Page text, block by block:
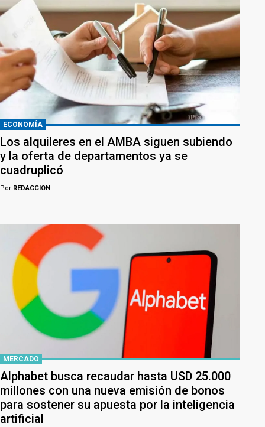
ECONOMÍA
Los alquileres en el AMBA siguen subiendo
y la oferta de departamentos ya se
cuadruplicó
Por REDACCION
MERCADO
Alphabet busca recaudar hasta USD 25.000
millones con una nueva emisión de bonos
para sostener su apuesta por la inteligencia
artificial